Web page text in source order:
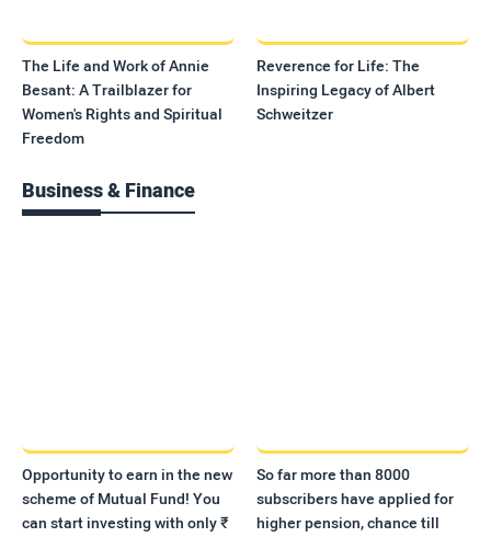
The Life and Work of Annie
Besant: A Trailblazer for
Women's Rights and Spiritual
Freedom
Reverence for Life: The
Inspiring Legacy of Albert
Schweitzer
Business & Finance
Opportunity to earn in the new
scheme of Mutual Fund! You
can start investing with only ₹
So far more than 8000
subscribers have applied for
higher pension, chance till